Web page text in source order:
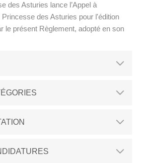
des Asturies lance l’Appel à
des Asturies pour l'édition
le présent Règlement, adopté en son